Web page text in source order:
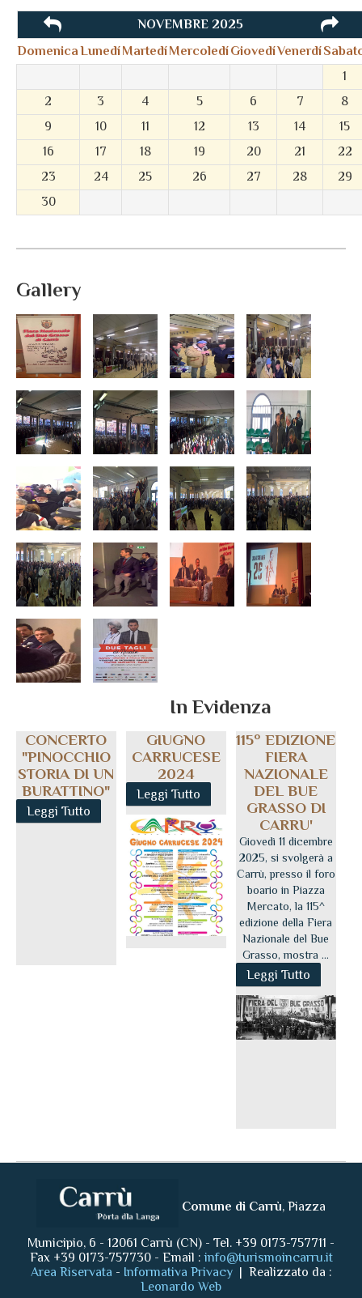
NOVEMBRE 2025
DomenicaLunedí Martedí MercoledíGiovedíVenerdí
1
2
3 4 5 6 7
8
9
10 11 12 13 14
15
16
17 18 19 20 21
22
23
24 25 26 27 28
29
30
Gallery
In Evidenza
CONCERTO
"PINOCCHIO
STORIA DI UN
BURATTINO"
Leggi Tutto
GIUGNO
CARRUCESE
2024
Leggi Tutto
115° EDIZIONE
FIERA
NAZIONALE
DEL BUE
GRASSO DI
CARRU'
Giovedì 11 dicembre
2025, si svolgerà a
Carrù, presso il foro
boario in Piazza
Mercato, la 115^
edizione della Fiera
Nazionale del Bue
Grasso, mostra ...
Leggi Tutto
Comune di Carrù, Piazza
Municipio, 6 - 12061 Carrù (CN) - Tel. +39 0173-757711 -
Fax +39 0173-757730 - Email : info@turismoincarru.it
Area Riservata - Informativa Privacy | Realizzato da :
Leonardo Web